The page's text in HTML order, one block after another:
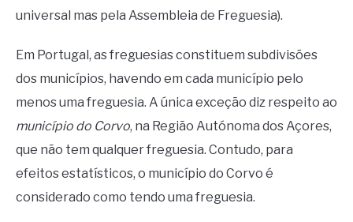
universal mas pela Assembleia de Freguesia).
Em Portugal, as freguesias constituem subdivisões
dos municípios, havendo em cada município pelo
menos uma freguesia. A única exceção diz respeito ao
município do Corvo, na Região Autónoma dos Açores,
que não tem qualquer freguesia. Contudo, para
efeitos estatísticos, o município do Corvo é
considerado como tendo uma freguesia.